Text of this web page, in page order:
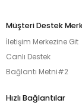
Müşteri Destek
İletişim Merkezine Git
Canlı Destek
Bağlantı Metni#2
Hızlı Bağlantılar